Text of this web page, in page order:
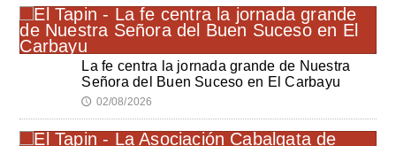
La fe centra la jornada grande de Nuestra
Señora del Buen Suceso en El Carbayu
🕔 02/08/2026